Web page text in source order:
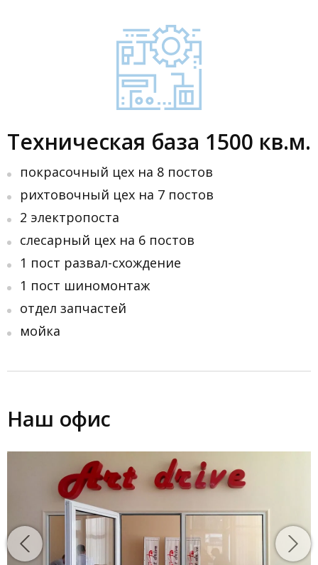
Техническая база 1500 кв.м.
покрасочный цех на 8 постов
рихтовочный цех на 7 постов
2 электропоста
слесарный цех на 6 постов
1 пост развал-схождение
1 пост шиномонтаж
отдел запчастей
мойка
Наш офис